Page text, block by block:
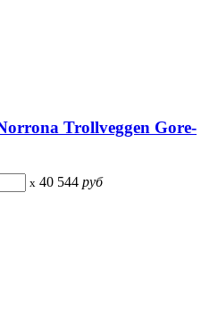
Trollveggen Gore-
x 40 544 руб